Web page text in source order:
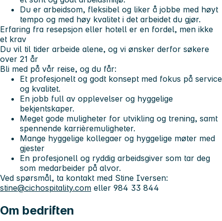
Du er arbeidsom, fleksibel og liker å jobbe med høyt
tempo og med høy kvalitet i det arbeidet du gjør.
Erfaring fra resepsjon eller hotell er en fordel, men ikke
et krav
Du vil til tider arbeide alene, og vi ønsker derfor søkere
over 21 år
Bli med på vår reise, og du får:
Et profesjonelt og godt konsept med fokus på service
og kvalitet.
En jobb full av opplevelser og hyggelige
bekjentskaper.
Meget gode muligheter for utvikling og trening, samt
spennende karrièremuligheter.
Mange hyggelige kollegaer og hyggelige møter med
gjester
En profesjonell og ryddig arbeidsgiver som tar deg
som medarbeider på alvor.
Ved spørsmål, ta kontakt med Stine Iversen:
stine@cichospitality.com eller 984 33 844
Om bedriften